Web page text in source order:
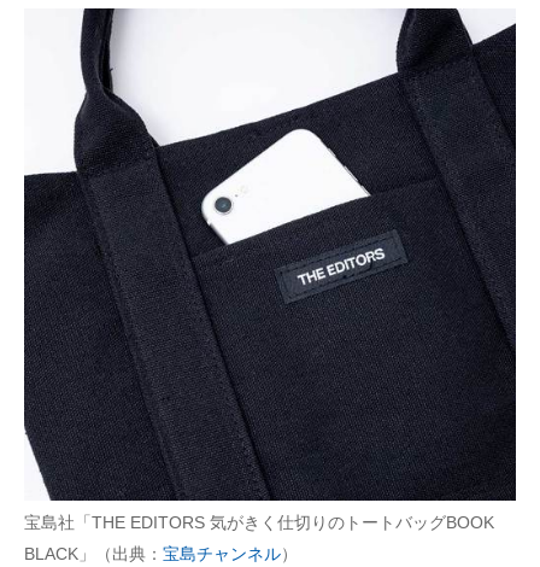
宝島社「THE EDITORS 気がきく仕切りのトートバッグBOOK
BLACK」（出典： 宝島チャンネル）